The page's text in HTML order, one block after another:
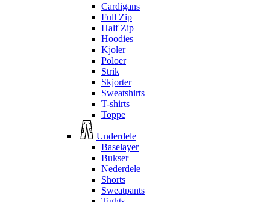
Cardigans
Full Zip
Half Zip
Hoodies
Kjoler
Poloer
Strik
Skjorter
Sweatshirts
T-shirts
Toppe
Underdele
Baselayer
Bukser
Nederdele
Shorts
Sweatpants